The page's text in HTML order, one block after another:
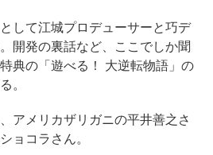
して江城プロデューサーと巧デ
開発の裏話など、ここでしか聞
典の「遊べる！ 大逆転物語」の
。
アメリカザリガニの平井善之さ
ョコラさん。